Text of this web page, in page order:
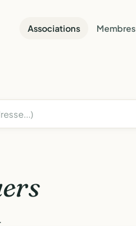
Associations Membres